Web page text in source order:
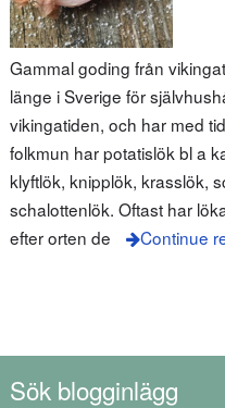
Gammal goding från
länge i Sverige för
vikingatiden, och har med
folkmun har potatislök bl a
klyftlök, knipplök, krasslök,
schalottenlök. Oftast har
efter orten de
Continue
Sök blogginlägg